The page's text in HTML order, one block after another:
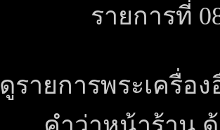
รายการที่
ดูรายการพระเครื่อ